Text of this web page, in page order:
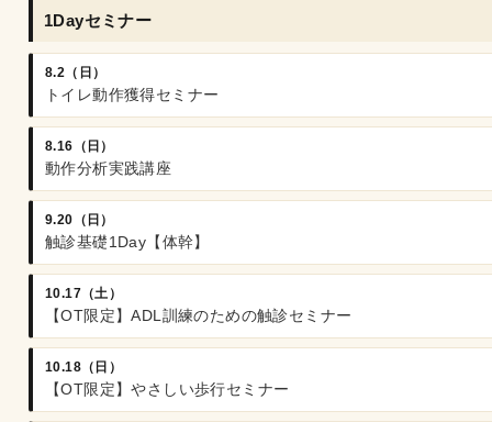
1Dayセミナー
8.2（日）
トイレ動作獲得セミナー
8.16（日）
動作分析実践講座
9.20（日）
触診基礎1Day【体幹】
10.17（土）
【OT限定】ADL訓練のための触診セミナー
10.18（日）
【OT限定】やさしい歩行セミナー